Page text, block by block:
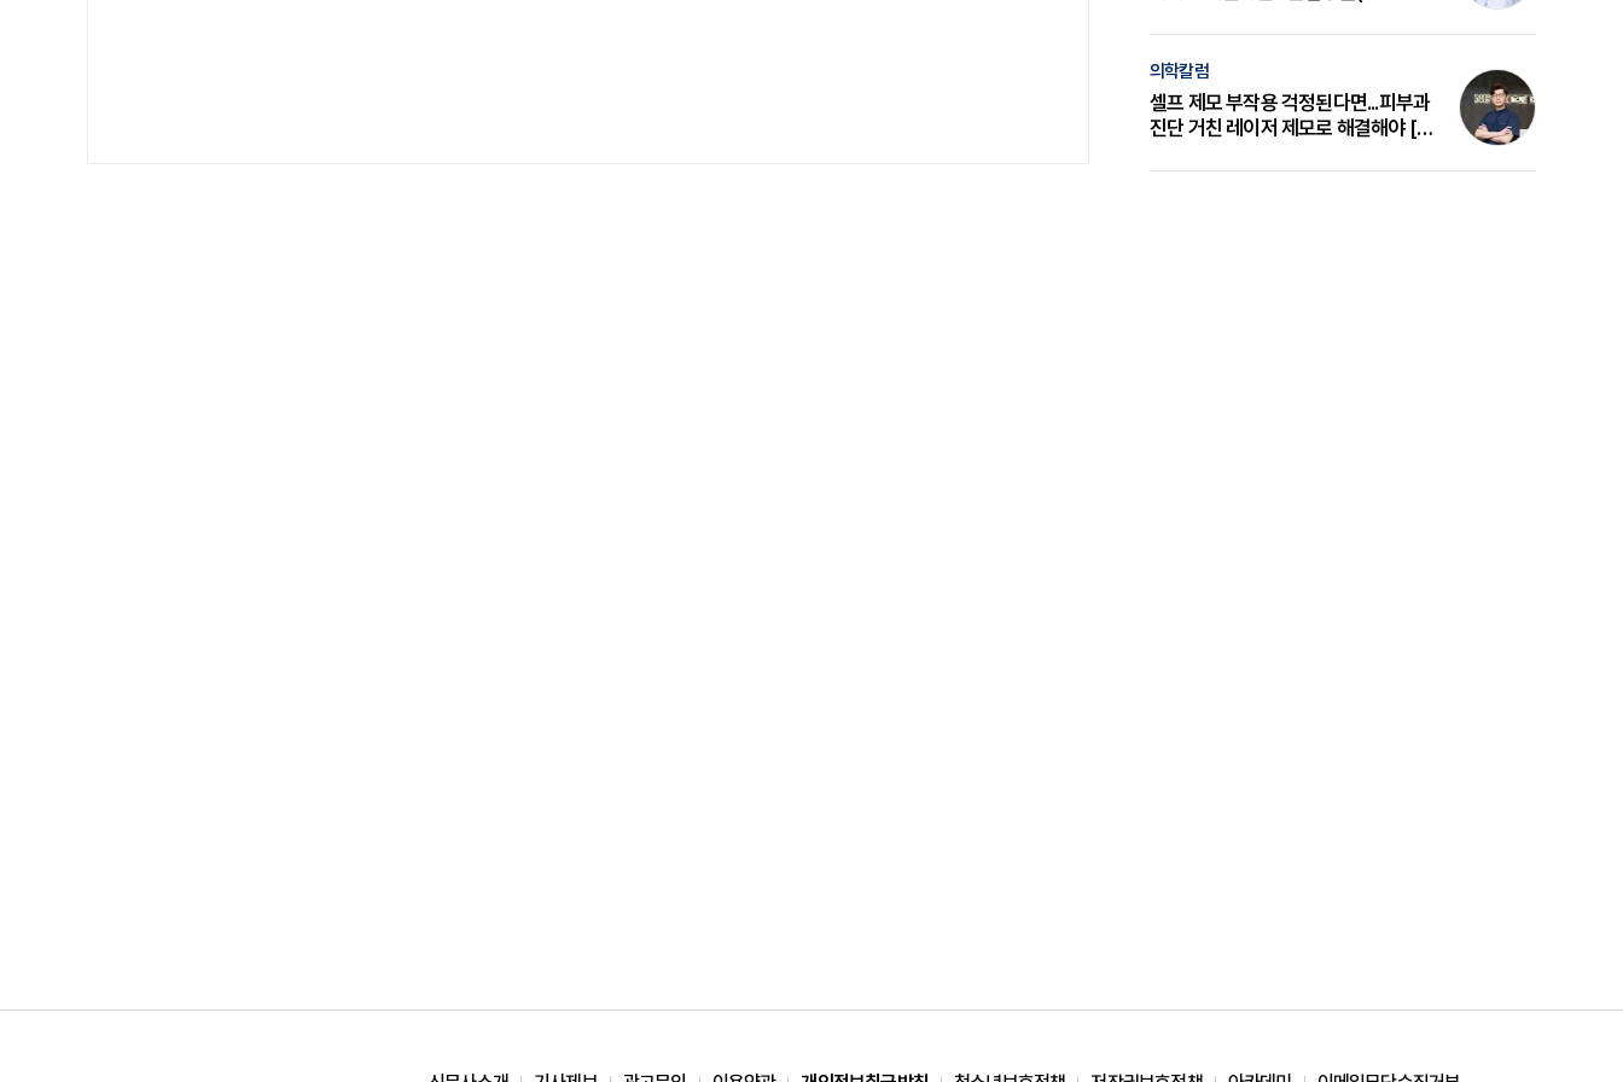
의학칼럼
셀프 제모 부작용 걱정된다면...피부과
진단 거친 레이저 제모로 해결해야 [변